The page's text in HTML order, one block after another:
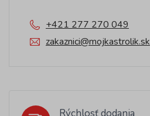
+421 277 270 049
zakaznici@mojkastrolik.sk